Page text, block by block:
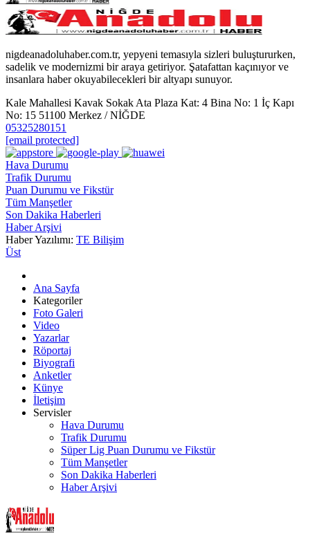
nigdeanadoluhaber.com.tr, yepyeni temasıyla sizleri buluştururken,
sadelik ve modernizmi bir araya getiriyor. Şatafattan kaçınıyor ve
insanlara haber okuyabilecekleri bir altyapı sunuyor.
Kale Mahallesi Kavak Sokak Ata Plaza Kat: 4 Bina No: 1 İç Kapı
No: 15 51100 Merkez / NİĞDE
05325280151
[email protected]
Hava Durumu
Trafik Durumu
Puan Durumu ve Fikstür
Tüm Manşetler
Son Dakika Haberleri
Haber Arşivi
Haber Yazılımı: TE Bilişim
Üst
Ana Sayfa
Kategoriler
Foto Galeri
Video
Yazarlar
Röportaj
Biyografi
Anketler
Künye
İletişim
Servisler
Hava Durumu
Trafik Durumu
Süper Lig Puan Durumu ve Fikstür
Tüm Manşetler
Son Dakika Haberleri
Haber Arşivi